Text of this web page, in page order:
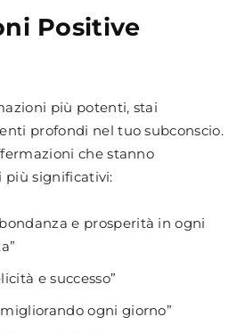
Positive
più potenti, stai
profondi nel tuo subconscio.
che stanno
più significativi:
e prosperità in ogni
e successo”
ogni giorno”